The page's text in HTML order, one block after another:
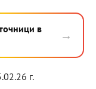
в
→
г.